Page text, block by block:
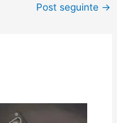
Post seguinte →